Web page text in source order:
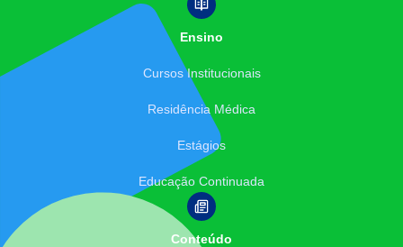
Ensino
Cursos Institucionais
Residência Médica
Estágios
Educação Continuada
Conteúdo